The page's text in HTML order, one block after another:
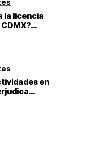
la licencia
del
en